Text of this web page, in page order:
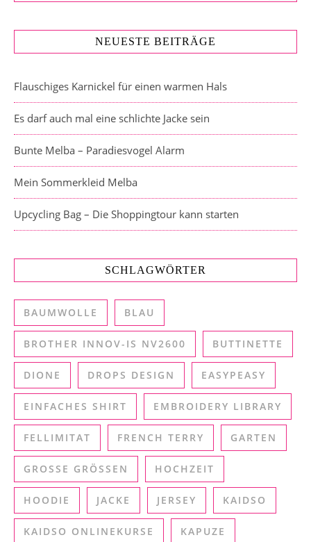
NEUESTE BEITRÄGE
Flauschiges Karnickel für einen warmen Hals
Es darf auch mal eine schlichte Jacke sein
Bunte Melba – Paradiesvogel Alarm
Mein Sommerkleid Melba
Upcycling Bag – Die Shoppingtour kann starten
SCHLAGWÖRTER
BAUMWOLLE BLAU
BROTHER INNOV-IS NV2600 BUTTINETTE
DIONE DROPS DESIGN EASYPEASY
EINFACHES SHIRT EMBROIDERY LIBRARY
FELLIMITAT FRENCH TERRY GARTEN
GROSSE GRÖSSEN HOCHZEIT
HOODIE JACKE JERSEY KAIDSO
KAIDSO ONLINEKURSE KAPUZE